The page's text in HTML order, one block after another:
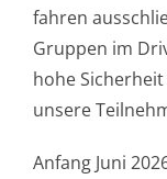
fahren
Gruppen im
hohe
unsere
Anfang Juni